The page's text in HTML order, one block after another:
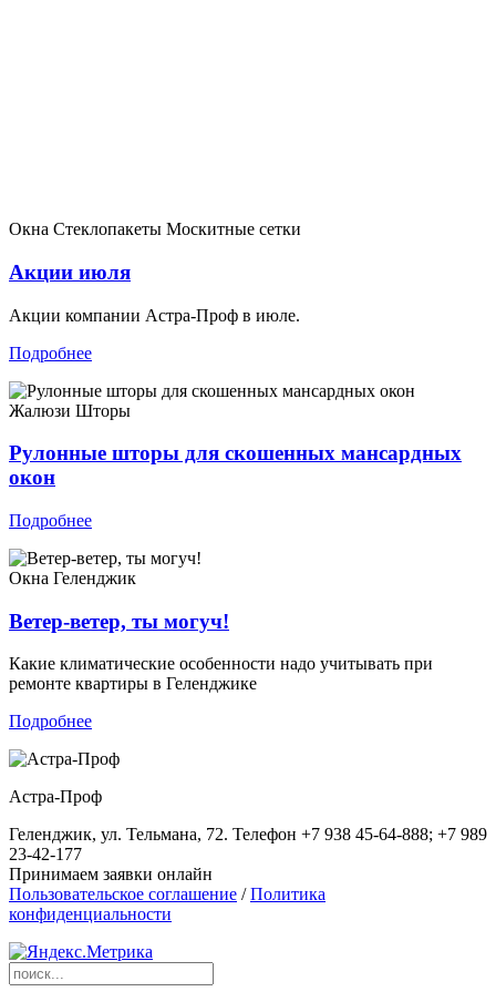
Окна Стеклопакеты Москитные сетки
Акции июля
Акции компании Астра-Проф в июле.
Подробнее
Жалюзи Шторы
Рулонные шторы для скошенных мансардных
окон
Подробнее
Окна Геленджик
Ветер-ветер, ты могуч!
Какие климатические особенности надо учитывать при
ремонте квартиры в Геленджике
Подробнее
Астра-Проф
Геленджик, ул. Тельмана, 72. Телефон +7 938 45-64-888; +7 989
23-42-177
Принимаем заявки онлайн
Пользовательское соглашение /Политика
конфиденциальности